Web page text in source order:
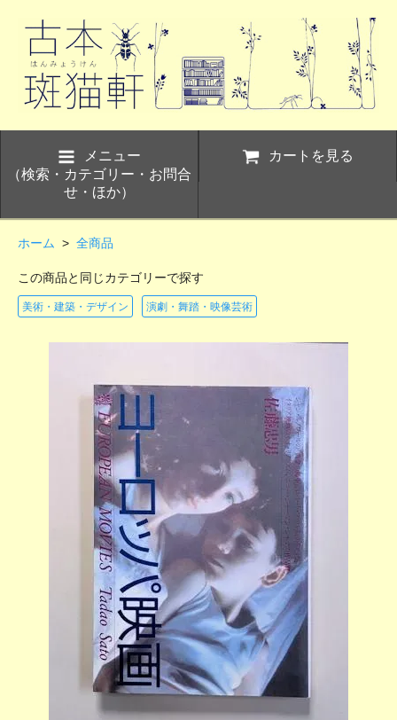
メニュー
（検索・カテゴリー・お問合
せ・ほか）
カートを見る
ホーム > 全商品
この商品と同じカテゴリーで探す
美術・建築・デザイン 演劇・舞踏・映像芸術